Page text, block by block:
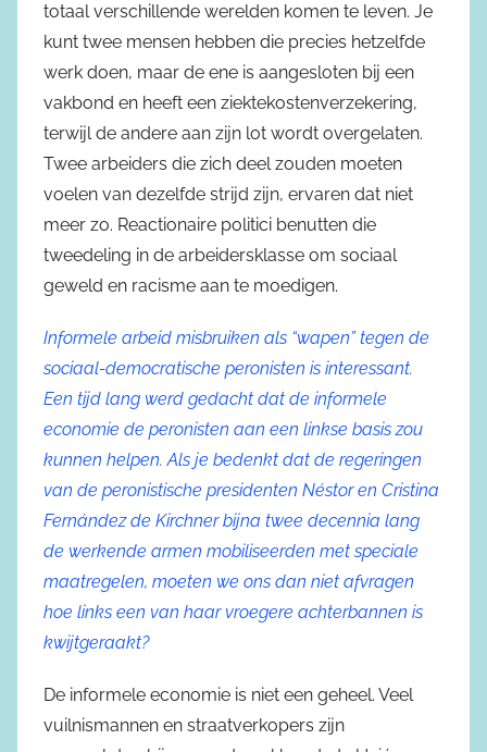
totaal verschillende werelden komen te leven. Je
kunt twee mensen hebben die precies hetzelfde
werk doen, maar de ene is aangesloten bij een
vakbond en heeft een ziektekostenverzekering,
terwijl de andere aan zijn lot wordt overgelaten.
Twee arbeiders die zich deel zouden moeten
voelen van dezelfde strijd zijn, ervaren dat niet
meer zo. Reactionaire politici benutten die
tweedeling in de arbeidersklasse om sociaal
geweld en racisme aan te moedigen.
Informele arbeid misbruiken als “wapen” tegen de
sociaal-democratische peronisten is interessant.
Een tijd lang werd gedacht dat de informele
economie de peronisten aan een linkse basis zou
kunnen helpen. Als je bedenkt dat de regeringen
van de peronistische presidenten Néstor en Cristina
Fernández de Kirchner bijna twee decennia lang
de werkende armen mobiliseerden met speciale
maatregelen, moeten we ons dan niet afvragen
hoe links een van haar vroegere achterbannen is
kwijtgeraakt?
De informele economie is niet een geheel. Veel
vuilnismannen en straatverkopers zijn